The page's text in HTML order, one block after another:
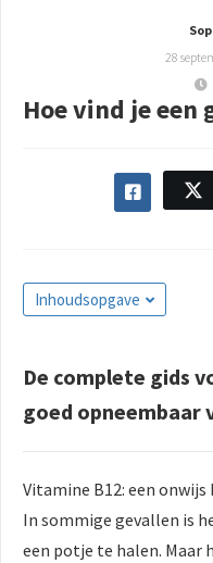
28
Hoe vind je een
Inhoudsopgave
De complete gids
goed opneembaar
Vitamine B12: een
In sommige gevallen is
een potje te halen. Maar
gebruikt
om
van
op